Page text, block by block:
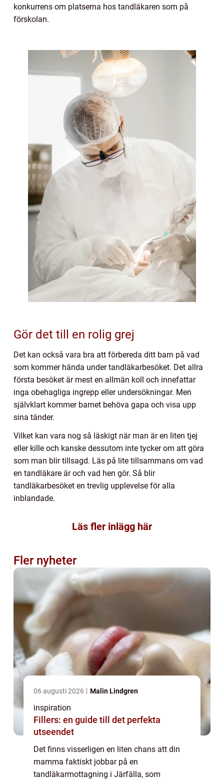
konkurrens om platserna hos tandläkaren som på
förskolan.
Gör det till en rolig grej
Det kan också vara bra att förbereda ditt barn på vad
som kommer hända under tandläkarbesöket. Det allra
första besöket är mest en allmän koll och innefattar
inga obehagliga ingrepp eller undersökningar. Men
självklart kommer barnet behöva gapa och visa upp
sina tänder.
Vilket kan vara nog så läskigt när man är en liten tjej
eller kille och kanske dessutom inte tycker om att göra
som man blir tillsagd. Läs på lite tillsammans om vad
en tandläkare är och vad hen gör. Så blir
tandläkarbesöket en trevlig upplevelse för alla
inblandade.
Läs fler inlägg här
Fler nyheter
06 augusti 2026 Malin Lindgren
inspiration
Fillers: en guide till det perfekta
utseendet
Det finns visserligen en liten chans att din
mamma faktiskt jobbar på en
tandläkarmottagning i Järfälla, som